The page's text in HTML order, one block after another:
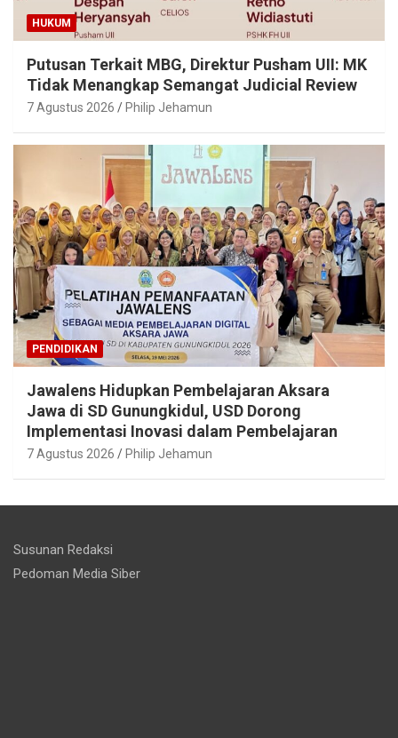
HUKUM
Putusan Terkait MBG, Direktur Pusham UII: MK
Tidak Menangkap Semangat Judicial Review
7 Agustus 2026 Philip Jehamun
PENDIDIKAN
Jawalens Hidupkan Pembelajaran Aksara
Jawa di SD Gunungkidul, USD Dorong
Implementasi Inovasi dalam Pembelajaran
7 Agustus 2026 Philip Jehamun
Susunan Redaksi
Pedoman Media Siber